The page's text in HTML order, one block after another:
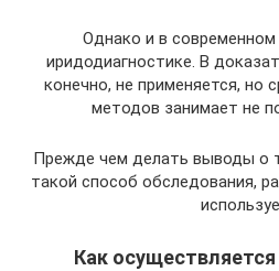
Однако и в
иридодиагностике. В
конечно, не применяется, но
методов занимает не
Прежде чем делать выводы о
такой способ обследования,
Как